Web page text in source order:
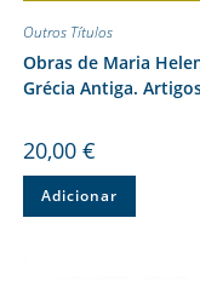
Outros Títulos
Obras de Maria
Grécia Antiga.
20,00 €
Adicionar